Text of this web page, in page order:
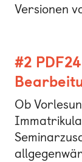
Versionen
#2
Ob